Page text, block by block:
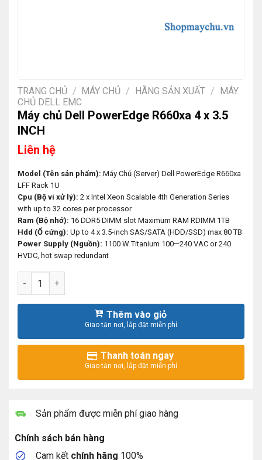
TRANG CHỦ / MÁY CHỦ / HÃNG SẢN XUẤT /
MÁY
CHỦ DELL EMC
Máy chủ Dell PowerEdge R660xa 4 x 3.5
INCH
Liên hệ
Model (Tên sản phẩm): Máy Chủ (Server) Dell PowerEdge R660xa
LFF Rack 1U
Cpu (Bộ vi xử lý): 2 x Intel Xeon Scalable 4th Generation Series
with up to 32 cores per processor
Ram (Bộ nhớ): 16 DDR5 DIMM slot Maximum RAM RDIMM 1TB
Hdd (Ổ cứng): Up to 4 x 3.5-inch SAS/SATA (HDD/SSD) max 80 TB
Power Supply (Nguồn): 1100 W Titanium 100—240 VAC or 240
HVDC, hot swap redundant
Máy chủ Dell PowerEdge R660xa 4 x 3.5 INCH số lượng
Thêm vào giỏ
Thanh toán ngay
Sản phẩm được miễn phí giao hàng
Chính sách bán hàng
Cam kết chính hãng 100%